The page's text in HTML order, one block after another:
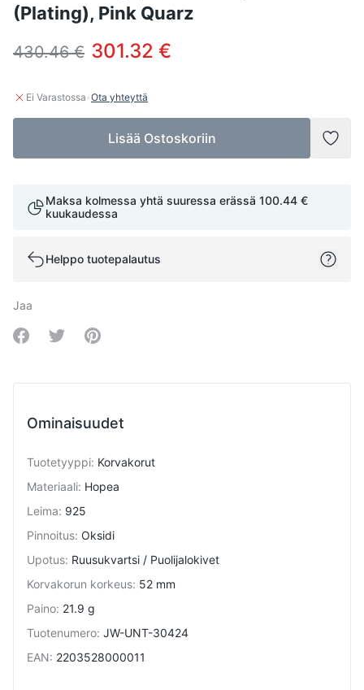
(Plating), Pink Quarz
430.46 € 301.32 €
Ei Varastossa ·Ota yhteyttä
Lisää Ostoskoriin
Maksa kolmessa yhtä suuressa erässä 100.44 €
kuukaudessa
Helppo tuotepalautus
Jaa
Share on Facebook
Share on Twitter
Share on Pinterest
Ominaisuudet
Tuotetyyppi: Korvakorut
Materiaali: Hopea
Leima: 925
Pinnoitus: Oksidi
Upotus: Ruusukvartsi / Puolijalokivet
Korvakorun korkeus: 52 mm
Paino: 21.9 g
Tuotenumero: JW-UNT-30424
EAN: 2203528000011